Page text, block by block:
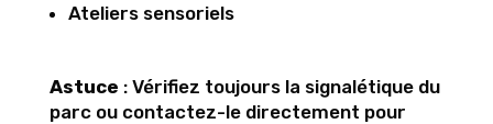
Ateliers sensoriels
Astuce : Vérifiez toujours la signalétique du
parc ou contactez-le directement pour